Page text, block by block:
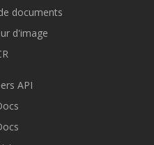
documents
d'image
API